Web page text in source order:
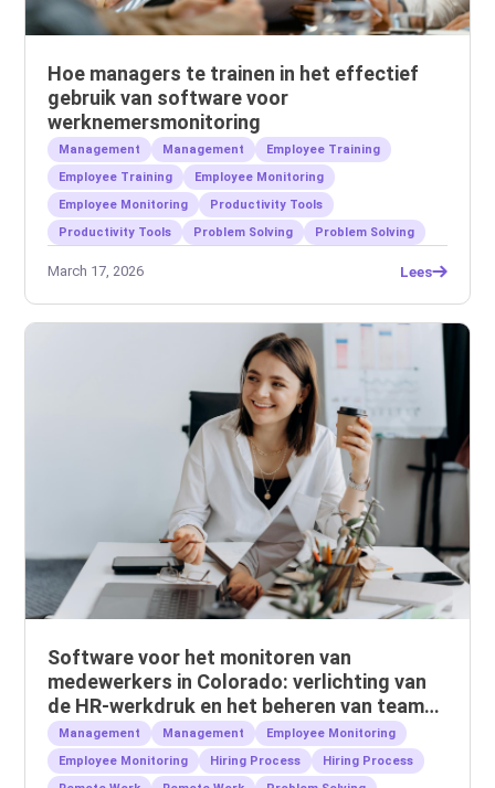
Hoe managers te trainen in het effectief
gebruik van software voor
werknemersmonitoring
Management Management
Employee Training
Employee Training
Employee Monitoring
Employee Monitoring
Productivity Tools
Productivity Tools
Problem Solving Problem Solving
March 17, 2026 Lees
Software voor het monitoren van
medewerkers in Colorado: verlichting van
de HR-werkdruk en het beheren van teams
op afstand.
Management Management
Employee Monitoring
Employee Monitoring
Hiring Process
Hiring Process